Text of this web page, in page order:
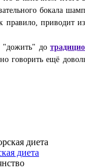
бокала
правило,
"дожить" до
говорить ещё
диета